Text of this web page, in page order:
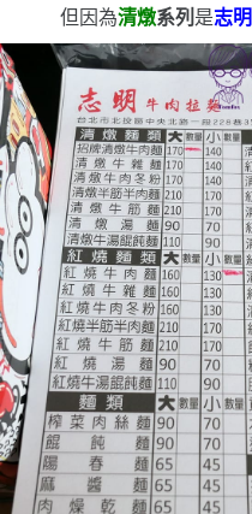
但因為清燉系列 是志明